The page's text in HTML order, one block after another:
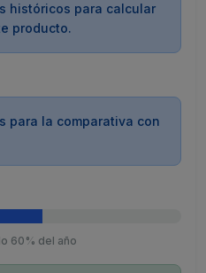
históricos para calcular
producto.
para la comparativa con
60% del año